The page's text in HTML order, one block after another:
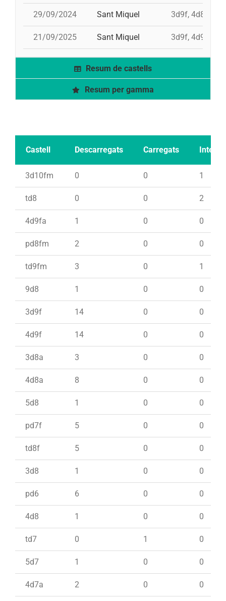
29/09/2024 Sant Miquel 3d9f, 4d8a,
21/09/2025 Sant Miquel 3d9f, 4d9f,
Resum de castells
Resum per gamma
Castell Descarregats Carregats Intents
3d10fm 0 0 1
td8 0 0 2
4d9fa 1 0 0
pd8fm 2 0 0
td9fm 3 0 1
9d8 1 0 0
3d9f 14 0 0
4d9f 14 0 0
3d8a 3 0 0
4d8a 8 0 0
5d8 1 0 0
pd7f 5 0 0
td8f 5 0 0
3d8 1 0 0
pd6 6 0 0
4d8 1 0 0
td7 0 1 0
5d7 1 0 0
4d7a 2 0 0